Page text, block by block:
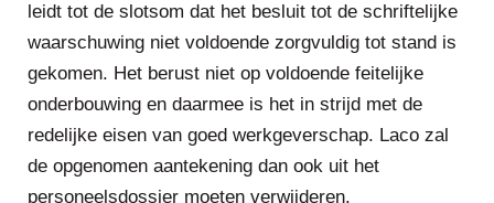
leidt tot de slotsom dat het besluit tot de schriftelijke
waarschuwing niet voldoende zorgvuldig tot stand is
gekomen. Het berust niet op voldoende feitelijke
onderbouwing en daarmee is het in strijd met de
redelijke eisen van goed werkgeverschap. Laco zal
de opgenomen aantekening dan ook uit het
personeelsdossier moeten verwijderen.